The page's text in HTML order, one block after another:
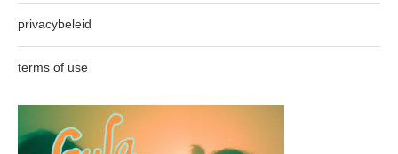
privacybeleid
terms of use